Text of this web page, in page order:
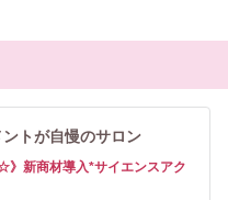
トが自慢のサロン
》新商材導入*サイエンスアク